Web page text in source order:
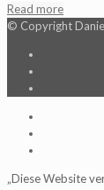
Read more
© Copyright
„Diese Website